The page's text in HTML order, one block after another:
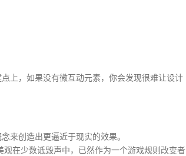
上，如果没有微互动元素，你会发现很难让设计
来创造出更逼近于现实的效果。
在少数诋毁声中，已然作为一个游戏规则改变者